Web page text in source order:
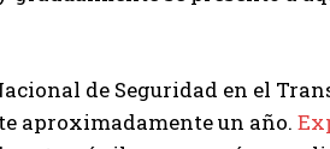
de Seguridad en el
aproximadamente un año.